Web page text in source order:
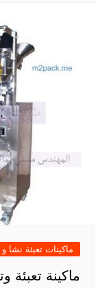
ماكينات تعبئة نشا
ماكينة تعبئة